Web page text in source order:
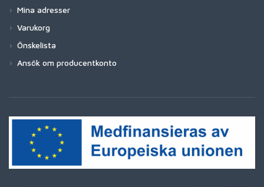
Mina adresser
Varukorg
Önskelista
Ansök om producentkonto